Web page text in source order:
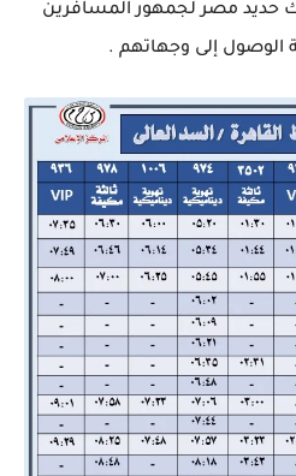
حديد مصر لجمهور المسافرين
الوصول إلى وجهاتهم .